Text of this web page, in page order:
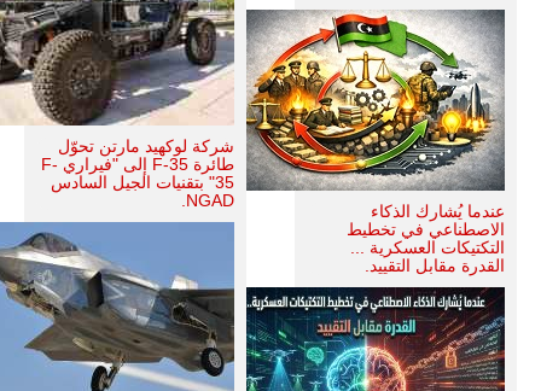
عندما يُشارك الذكاء
الاصطناعي في تخطيط
التكتيكات العسكرية ...
القدرة مقابل التقييد.
شركة لوكهيد مارتن تحوّل
طائرة F-35 إلى "فيراري F-
35" بتقنيات الجيل السادس
NGAD.